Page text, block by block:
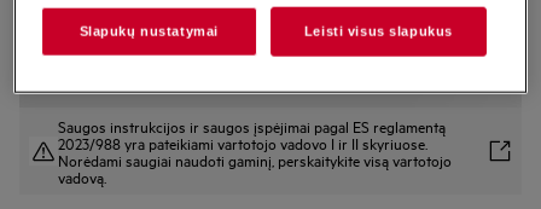
energiją.
Saugos instrukcijos ir saugos įspėjimai pagal ES reglamentą
2023/988 yra pateikiami vartotojo vadovo I ir II skyriuose.
Norėdami saugiai naudoti gaminį, perskaitykite visą vartotojo
vadovą.
Slapukų nustatymai Leisti visus slapukus